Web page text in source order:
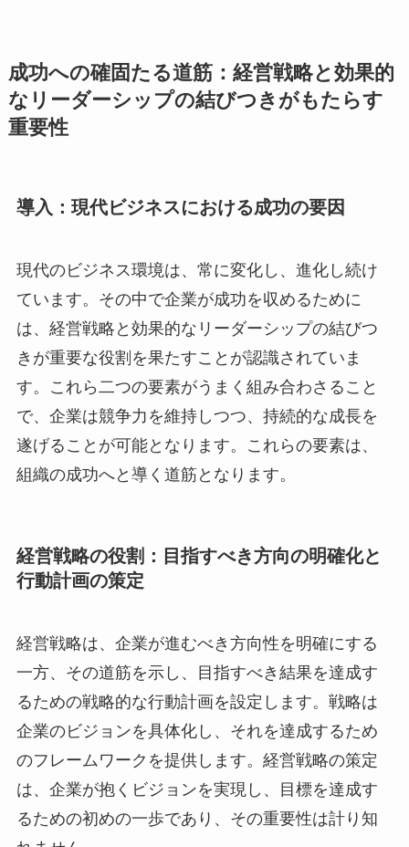
成功への確固たる道筋：経営戦略と効果的
なリーダーシップの結びつきがもたらす
重要性
導入：現代ビジネスにおける成功の要因
現代のビジネス環境は、常に変化し、進化し続け
ています。その中で企業が成功を収めるために
は、経営戦略と効果的なリーダーシップの結びつ
きが重要な役割を果たすことが認識されていま
す。これら二つの要素がうまく組み合わさること
で、企業は競争力を維持しつつ、持続的な成長を
遂げることが可能となります。これらの要素は、
組織の成功へと導く道筋となります。
経営戦略の役割：目指すべき方向の明確化と
行動計画の策定
経営戦略は、企業が進むべき方向性を明確にする
一方、その道筋を示し、目指すべき結果を達成す
るための戦略的な行動計画を設定します。戦略は
企業のビジョンを具体化し、それを達成するため
のフレームワークを提供します。経営戦略の策定
は、企業が抱くビジョンを実現し、目標を達成す
るための初めの一歩であり、その重要性は計り知